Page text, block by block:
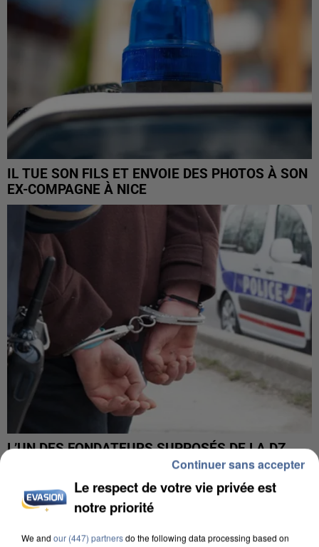
IL TUE SON FILS ET ENVOIE DES PHOTOS À SON
EX-COMPAGNE À NICE
L’UN DES FONDATEURS SUPPOSÉS DE LA DZ
MAFIA INTERPELLÉ EN ALGÉRIE
Le respect de votre vie privée est
notre priorité
We and our (447) partnersdo the following data processing based on
Continuer sans accepter